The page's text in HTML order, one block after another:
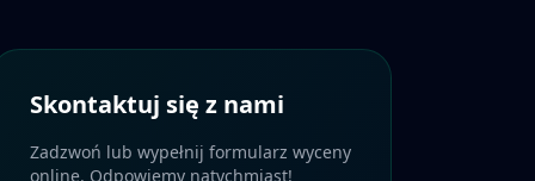
Skontaktuj się z nami
Zadzwoń lub wypełnij formularz wyceny
online. Odpowiemy natychmiast!